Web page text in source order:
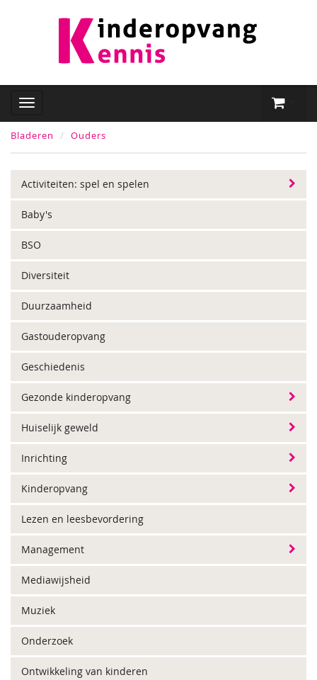
Bladeren Ouders
Activiteiten: spel en spelen
Baby's
BSO
Diversiteit
Duurzaamheid
Gastouderopvang
Geschiedenis
Gezonde kinderopvang
Huiselijk geweld
Inrichting
Kinderopvang
Lezen en leesbevordering
Management
Mediawijsheid
Muziek
Onderzoek
Ontwikkeling van kinderen